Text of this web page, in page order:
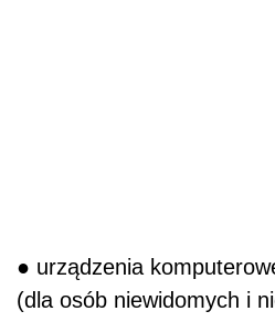
● urządzenia
(dla osób niewidomych i